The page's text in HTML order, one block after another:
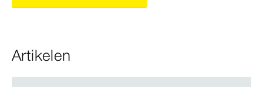
Artikelen